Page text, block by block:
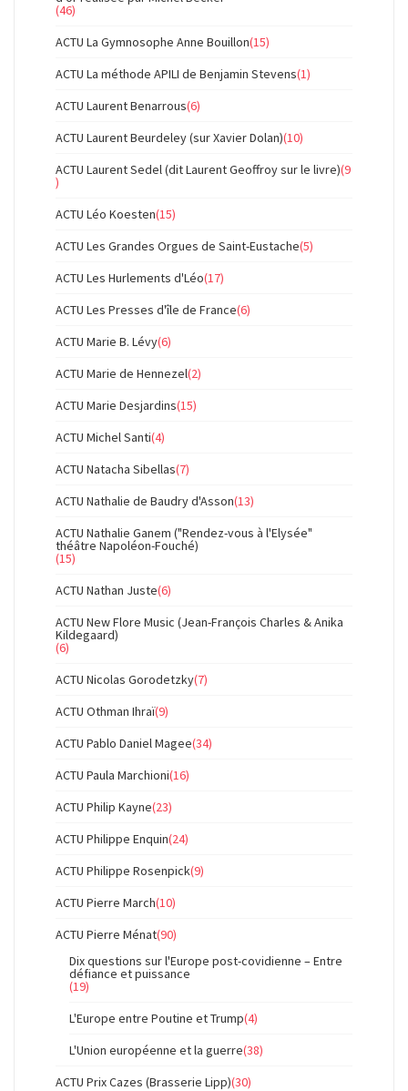
(46)
ACTU La Gymnosophe Anne Bouillon(15)
ACTU La méthode APILI de Benjamin Stevens(1)
ACTU Laurent Benarrous(6)
ACTU Laurent Beurdeley (sur Xavier Dolan)(10)
ACTU Laurent Sedel (dit Laurent Geoffroy sur le livre)(9
)
ACTU Léo Koesten(15)
ACTU Les Grandes Orgues de Saint-Eustache(5)
ACTU Les Hurlements d'Léo(17)
ACTU Les Presses d'île de France(6)
ACTU Marie B. Lévy(6)
ACTU Marie de Hennezel(2)
ACTU Marie Desjardins(15)
ACTU Michel Santi(4)
ACTU Natacha Sibellas(7)
ACTU Nathalie de Baudry d'Asson(13)
ACTU Nathalie Ganem ("Rendez-vous à l'Elysée"
théâtre Napoléon-Fouché)
(15)
ACTU Nathan Juste(6)
ACTU New Flore Music (Jean-François Charles & Anika
Kildegaard)
(6)
ACTU Nicolas Gorodetzky(7)
ACTU Othman Ihraï(9)
ACTU Pablo Daniel Magee(34)
ACTU Paula Marchioni(16)
ACTU Philip Kayne(23)
ACTU Philippe Enquin(24)
ACTU Philippe Rosenpick(9)
ACTU Pierre March(10)
ACTU Pierre Ménat(90)
Dix questions sur l'Europe post-covidienne – Entre
défiance et puissance
(19)
L'Europe entre Poutine et Trump(4)
L'Union européenne et la guerre(38)
ACTU Prix Cazes (Brasserie Lipp)(30)